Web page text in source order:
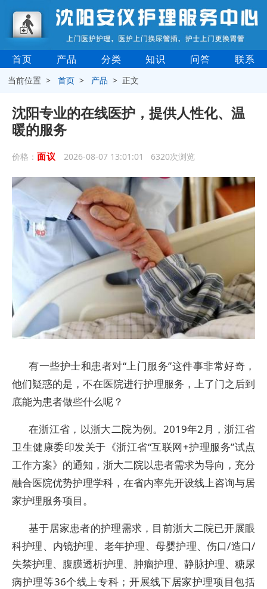
首页 产品 分类 知识 问答 联系
当前位置 >首页 > 产品 > 正文
沈阳专业的在线医护，提供人性化、温
暖的服务
价格： 面议 2026-08-07 13:01:01 6320次浏览
有一些护士和患者对“上门服务”这件事非常好奇，
他们疑惑的是，不在医院进行护理服务，上了门之后到
底能为患者做些什么呢？
在浙江省，以浙大二院为例。2019年2月，浙江省
卫生健康委印发关于《浙江省“互联网+护理服务”试点
工作方案》的通知，浙大二院以患者需求为导向，充分
融合医院优势护理学科，在省内率先开设线上咨询与居
家护理服务项目。
基于居家患者的护理需求，目前浙大二院已开展眼
科护理、内镜护理、老年护理、母婴护理、伤口/造口/
失禁护理、腹膜透析护理、肿瘤护理、静脉护理、糖尿
病护理等36个线上专科；开展线下居家护理项目包括